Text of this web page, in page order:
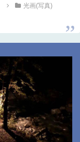
光画(写真)